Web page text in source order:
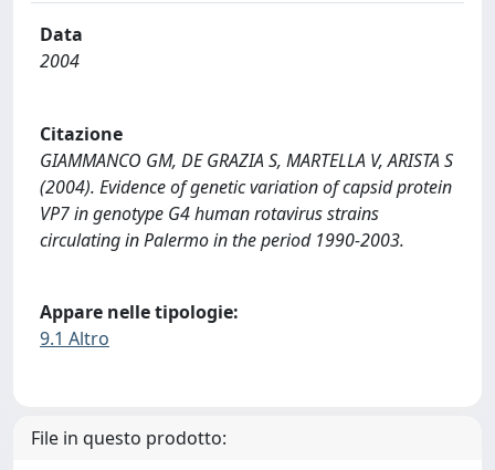
Data
2004
Citazione
GIAMMANCO GM, DE GRAZIA S, MARTELLA V, ARISTA S
(2004). Evidence of genetic variation of capsid protein
VP7 in genotype G4 human rotavirus strains
circulating in Palermo in the period 1990-2003.
Appare nelle tipologie:
9.1 Altro
File in questo prodotto: